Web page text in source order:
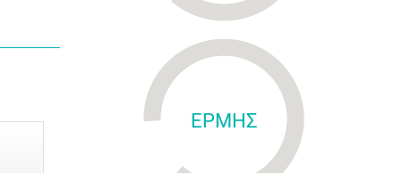
ΕΡΜΗΣ